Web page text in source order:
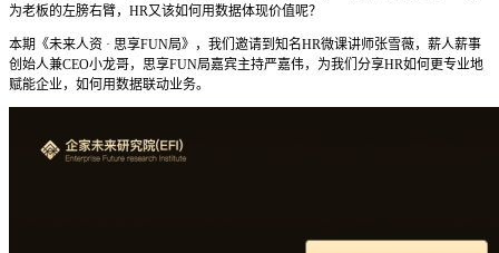
为老板的左膀右臂，HR又该如何用数据体现价值呢？
本期《未来人资 · 思享FUN局》，我们邀请到知名HR微课讲师张雪薇，薪人薪事
创始人兼CEO小龙哥，思享FUN局嘉宾主持严嘉伟，为我们分享HR如何更专业地
赋能企业，如何用数据联动业务。